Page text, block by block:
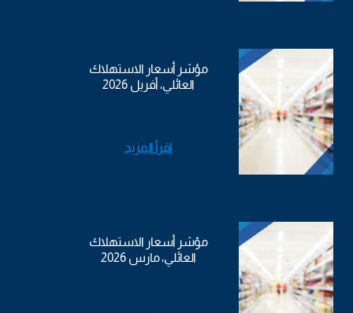
مؤشر أسعار الاستهلاك
العائلي، أفريل 2026
اقرأ المزيد
مؤشر أسعار الاستهلاك
العائلي، مارس 2026